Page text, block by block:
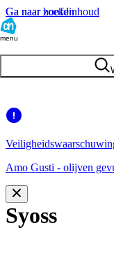
Ga naar hoofdinhoud
Ga naar zoeken
menu
Amo Gusti - olijven
Syoss